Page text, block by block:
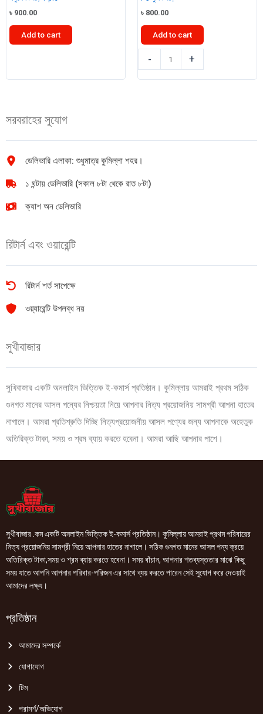
৳ 900.00
Add to cart
1
৳ 800.00
Add to cart
-
পুলিশ
গাড়ি
+
সরবরাহের সুযোগ
ডেলিভারি এলাকা: শুধুমাত্র কুমিল্লা শহর।
১ ঘন্টায় ডেলিভারি (সকাল ৮টা থেকে রাত ৮টা)
ক্যাশ অন ডেলিভারি
রিটার্ন এবং ওয়ারেন্টি
রিটার্ন শর্ত সাপেক্ষে
ওয়্যারেন্টি উপলব্ধ নয়
সুখীবাজার
সুখিবাজার একটি অনলাইন ভিত্তিক ই-কমার্স প্রতিষ্ঠান। কুমিল্লায় আমরাই প্রথম সঠিক
গুনগত মানের আসল পন্যের নিশ্চয়তা নিয়ে আপনার নিত্য প্রয়োজনিয় সামগ্রী আপনা হাতের
নাগালে। আমরা প্রতিশ্রুতি দিচ্ছি নিত্যপ্রয়োজনীয় আসল পণ্যের জন্য আপনাকে অহেতুক
অতিরিক্ত টাকা, সময় ও শ্রম ব্যায় করতে হবেনা। আমরা আছি আপনার পাশে।
সুখীবাজার .কম একটি অনলাইন ভিত্তিক ই-কমার্স প্রতিষ্ঠান। কুমিল্লায় আমরাই প্রথম পরিবারের
নিত্য প্রয়োজনিয় সামগ্রী নিয়ে আপনার হাতের নাগালে। সঠিক গুনগত মানের আসল পন্য ক্রয়ে
অতিরিক্ত টাকা,সময় ও শ্রম ব্যায় করতে হবেনা। সময় বাঁচান, আপনার শতব্যস্ততার মাঝে কিছু
সময় যাতে আপনি আপনার পরিবার-পরিজন এর সাথে ব্যয় করতে পারেন সেই সুযোগ করে দেওয়াই
আমাদের লক্ষ্য।
প্রতিষ্ঠান
আমাদের সম্পর্কে
যোগাযোগ
টিম
পরামর্শ/অভিযোগ